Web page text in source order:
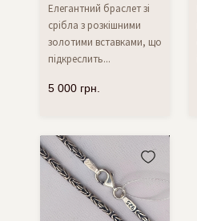
Елегантний браслет зі
срібла з розкішними
золотими вставками, що
підкреслить...
5 000 грн.